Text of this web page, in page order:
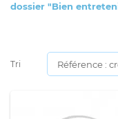
dossier "Bien
Tri